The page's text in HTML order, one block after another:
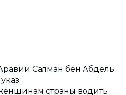
Салман бен Абдель
страны водить